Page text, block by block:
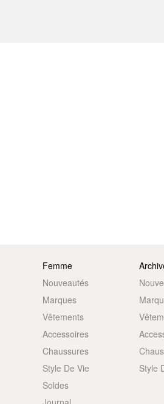
Femme
Nouveautés
Marques
Vêtements
Accessoires
Chaussures
Style De Vie
Soldes
Style